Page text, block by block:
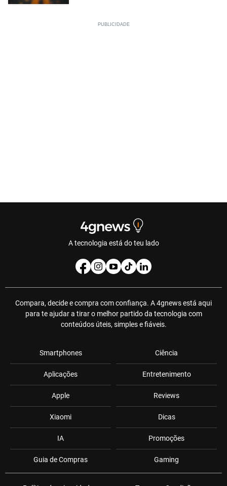
A tecnologia está do teu lado
Compara, decide e compra com confiança. A 4gnews está aqui
para te ajudar a tirar o melhor partido da tecnologia com
conteúdos úteis, simples e fiáveis.
Smartphones
Aplicações
Apple
Xiaomi
IA
Guia de Compras
Ciência
Entretenimento
Reviews
Dicas
Promoções
Gaming